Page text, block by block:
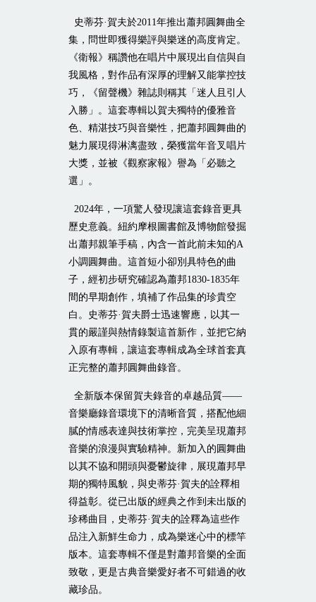
史蒂芬·賀夫於2011年推出蕭邦圓舞曲全
集，問世即獲得樂評與樂迷的高度肯定。
《衛報》稱讚他在唱片中展現出自信與自
我風格，對作品有深厚的理解又能掌控技
巧，《留聲機》雜誌則稱其「迷人且引人
入勝」。這套專輯以賀夫獨特的優雅音
色、精湛技巧與音樂性，把蕭邦圓舞曲的
魅力展現得淋漓盡致，榮獲當年音叉唱片
大獎，並被《觀察家報》譽為「必聽之
選」。
2024年，一項驚人發現讓這套錄音更具
歷史意義。紐約摩根圖書館及博物館發掘
出蕭邦親筆手稿，內含一首此前未知的A
小調圓舞曲。這首短小卻別具特色的曲
子，經初步研究確認為蕭邦1830-1835年
間的早期創作，填補了作品集的珍貴空
白。史蒂芬·賀夫爵士迅速響應，以其一
貫的嚴謹與熱情錄製這首新作，並把它納
入原有專輯，讓這套專輯成為全球首套真
正完整的蕭邦圓舞曲錄音。
全新版本保留賀夫錄音的卓越品質——
音樂廳錄音環境下的清晰音質，搭配他細
膩的情感表達與技術掌控，完美呈現蕭邦
音樂的浪漫與實驗精神。新加入的圓舞曲
以其不協和開頭與憂鬱旋律，展現蕭邦早
期的獨特風貌，與史蒂芬·賀夫的詮釋相
得益彰。從已出版的經典之作到未出版的
珍稀曲目，史蒂芬·賀夫的詮釋為這些作
品注入新鮮生命力，成為樂迷心中的標竿
版本。這套專輯不僅是對蕭邦音樂的全面
致敬，更是古典音樂愛好者不可錯過的收
藏珍品。